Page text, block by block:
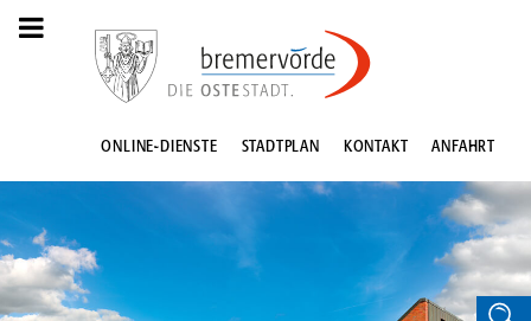
ONLINE-DIENSTE STADTPLAN KONTAKT ANFAHRT